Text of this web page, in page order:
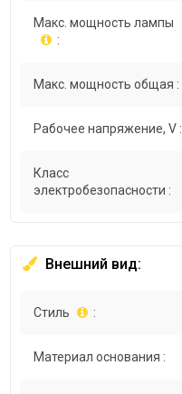
Макс. мощность лампы
:
Макс. мощность общая :
Рабочее напряжение, V :
Класс
электробезопасности :
Внешний вид:
Стиль :
Материал основания :